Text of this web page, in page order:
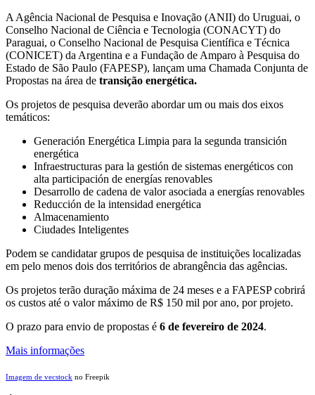
A Agência Nacional de Pesquisa e Inovação (ANII) do Uruguai, o
Conselho Nacional de Ciência e Tecnologia (CONACYT) do
Paraguai, o Conselho Nacional de Pesquisa Científica e Técnica
(CONICET) da Argentina e a Fundação de Amparo à Pesquisa do
Estado de São Paulo (FAPESP), lançam uma Chamada Conjunta de
Propostas na área de transição energética.
Os projetos de pesquisa deverão abordar um ou mais dos eixos
temáticos:
Generación Energética Limpia para la segunda transición
energética
Infraestructuras para la gestión de sistemas energéticos con
alta participación de energías renovables
Desarrollo de cadena de valor asociada a energías renovables
Reducción de la intensidad energética
Almacenamiento
Ciudades Inteligentes
Podem se candidatar grupos de pesquisa de instituições localizadas
em pelo menos dois dos territórios de abrangência das agências.
Os projetos terão duração máxima de 24 meses e a FAPESP cobrirá
os custos até o valor máximo de R$ 150 mil por ano, por projeto.
O prazo para envio de propostas é 6 de fevereiro de 2024.
Mais informações
Imagem de vecstock no Freepik